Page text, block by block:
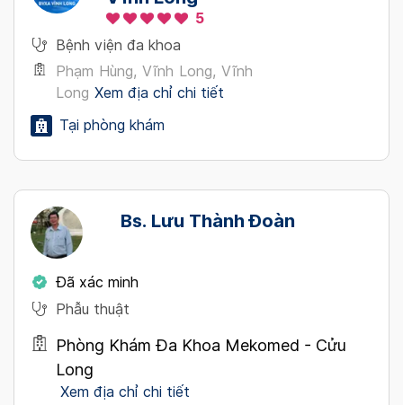
5
Bệnh viện đa khoa
Phạm Hùng, Vĩnh Long, Vĩnh
Long Xem địa chỉ chi tiết
Tại phòng khám
Bs. Lưu Thành Đoàn
Đã xác minh
Phẫu thuật
Phòng Khám Đa Khoa Mekomed - Cửu
Long
Xem địa chỉ chi tiết